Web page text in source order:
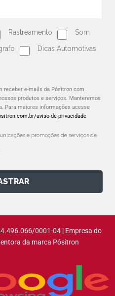
Rastreamento Som
Dicas Automotivas
receber e-mails da Pósitron com
produtos e serviços. Manteremos
Para maiores informações acesse
aviso-de-privacidade
e promoções de serviços de
0001-04 | Empresa do
da marca Pósitron